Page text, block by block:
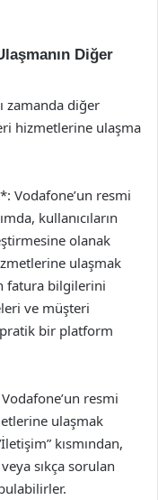
Diğer
zamanda diğer
hizmetlerine ulaşma
Vodafone’un resmi
kullanıcıların
olanak
ulaşmak
fatura bilgilerini
ve müşteri
bir platform
resmi
ulaşmak
kısmından,
sıkça sorulan